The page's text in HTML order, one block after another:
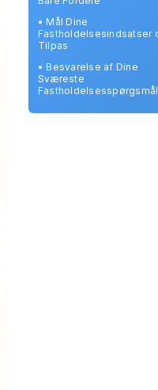
• Mål Dine
Fastholdelsesindsatser
Tilpas
• Besvarelse af Dine
Sværeste
Fastholdelsesspørgsmål